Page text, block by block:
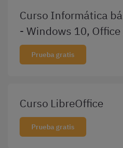
Curso Informática
- Windows 10,
Prueba gratis
Curso LibreOffice
Prueba gratis